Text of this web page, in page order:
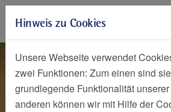
Zur Hauptnavigation springen
Zum Seiteninhalt springen
Zum Seitenende springen
Seelsorge
Philippusstift
Geriatrie-
Hinweis zu Cookies
Unsere Webseite verwendet
zwei Funktionen: Zum einen sind
grundlegende Funktionalität
anderen können wir mit Hilfe der